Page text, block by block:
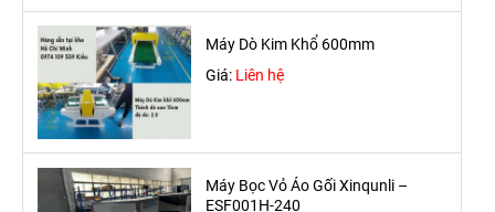
Máy Dò Kim Khổ 600mm
Giá: Liên hệ
Máy Bọc Vỏ Áo Gối Xinqunli –
ESF001H-240